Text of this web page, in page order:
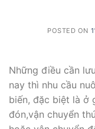
POSTED ON
Những điều cần
nay thì nhu cầu
biến, đặc biệt là ở
đón,vận chuyển